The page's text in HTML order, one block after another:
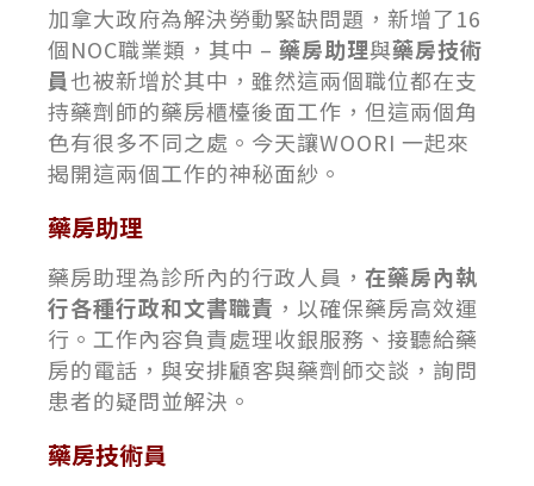
加拿大政府為解決勞動緊缺問題，新增了16
個NOC職業類，其中 – 藥房助理與藥房技術
員也被新增於其中，雖然這兩個職位都在支
持藥劑師的藥房櫃檯後面工作，但這兩個角
色有很多不同之處。今天讓WOORI 一起來
揭開這兩個工作的神秘面紗。
藥房助理
藥房助理為診所內的行政人員， 在藥房內執
行各種行政和文書職責 ，以確保藥房高效運
行。工作內容負責處理收銀服務、接聽給藥
房的電話，與安排顧客與藥劑師交談，詢問
患者的疑問並解決。
藥房技術員